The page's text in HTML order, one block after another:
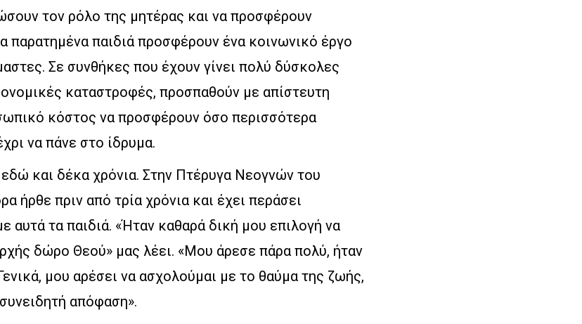
τον ρόλο της μητέρας και να προσφέρουν
παρατημένα παιδιά προσφέρουν ένα κοινωνικό έργο
Σε συνθήκες που έχουν γίνει πολύ δύσκολες
καταστροφές, προσπαθούν με απίστευτη
κόστος να προσφέρουν όσο περισσότερα
να πάνε στο ίδρυμα.
εδώ και δέκα χρόνια. Στην Πτέρυγα Νεογνών του
ήρθε πριν από τρία χρόνια και έχει περάσει
αυτά τα παιδιά. «Ήταν καθαρά δική μου επιλογή να
δώρο Θεού» μας λέει. «Μου άρεσε πάρα πολύ, ήταν
μου αρέσει να ασχολούμαι με το θαύμα της ζωής,
απόφαση».